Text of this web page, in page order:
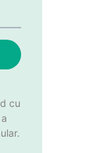
cu